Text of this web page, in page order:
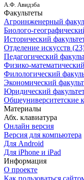
А.Ф. Авидзба
Факультеты
Агроинженерный
Биолого-
Исторический
Отделение искусств
Педагогический
Физико-
Филологический
Экономический
Юридический
Общеуниверситетские
Материалы
Абх. клавиатура
Онлайн версия
Версия для компьютера
Для Android
Для iPhone и iPad
Информация
О проекте
Как пользоваться